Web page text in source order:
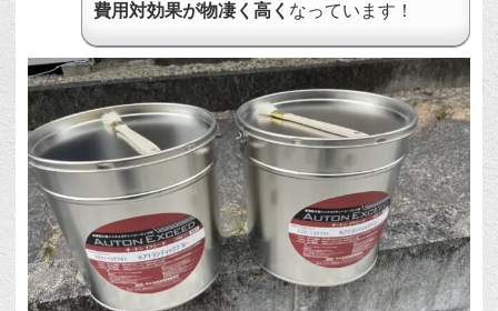
費用対効果が物凄く高く なっています！